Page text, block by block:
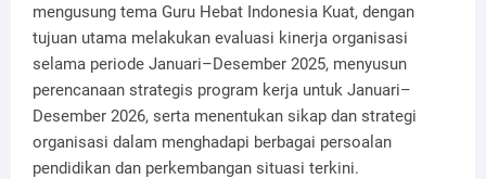
mengusung tema Guru Hebat Indonesia Kuat, dengan
tujuan utama melakukan evaluasi kinerja organisasi
selama periode Januari–Desember 2025, menyusun
perencanaan strategis program kerja untuk Januari–
Desember 2026, serta menentukan sikap dan strategi
organisasi dalam menghadapi berbagai persoalan
pendidikan dan perkembangan situasi terkini.